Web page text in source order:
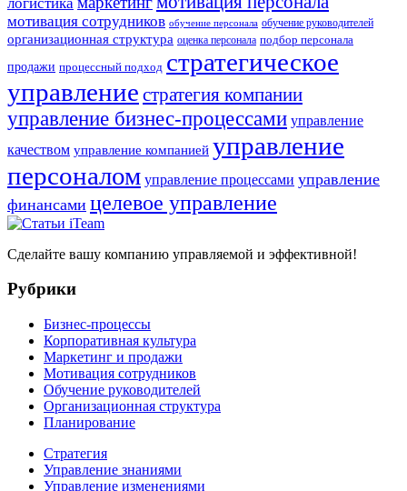
мотивация сотрудников обучение персонала обучение руководителей
организационная структура оценка персонала подбор персонала
продажи процессный подход стратегическое
управление стратегия компании
управление бизнес-процессами управление
качеством управление компанией управление
персоналом управление процессами управление
финансами целевое управление
Сделайте вашу компанию управляемой и эффективной!
Рубрики
Бизнес-процессы
Корпоративная культура
Маркетинг и продажи
Мотивация сотрудников
Обучение руководителей
Организационная структура
Планирование
Стратегия
Управление знаниями
Управление изменениями